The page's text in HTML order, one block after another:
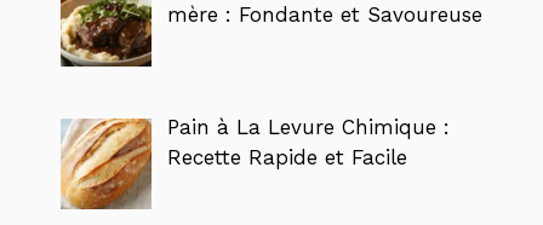
mère : Fondante et Savoureuse
Pain à La Levure Chimique :
Recette Rapide et Facile